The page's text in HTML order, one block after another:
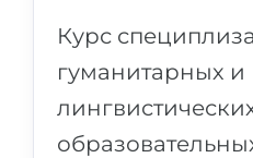
Курс
гуманитарных и